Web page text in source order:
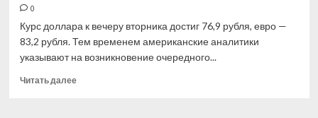
0
Курс доллара к вечеру вторника достиг 76,9 рубля, евро —
83,2 рубля. Тем временем американские аналитики
указывают на возникновение очередного...
Читать далееПрочитать